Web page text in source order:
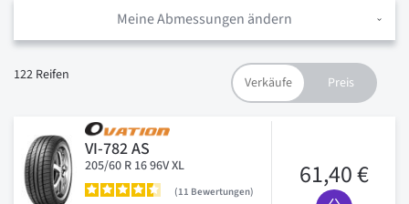
Meine Abmessungen ändern
122 Reifen
VI-782 AS
205/60 R 16 96V XL
11 Bewertungen
61,40 €